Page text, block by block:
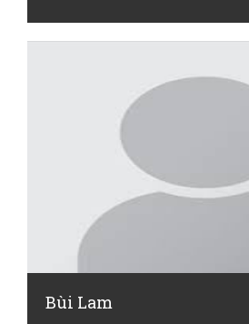
Bùi Lam